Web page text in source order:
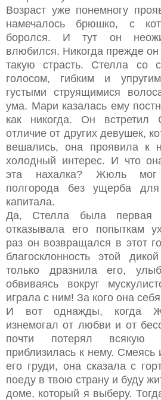
Возраст уже понемногу
намечалось брюшко, с
боролся. И тут он
влюбился. Никогда прежде
такую страсть. Стелла со
голосом, гибким и
густыми струящимися
ума. Мари казалась ему
как никогда. Он
отличие от других девушек,
вешались, она проявила к
холодный интерес. И что
эта нахалка? Жюль мог
полгорода без ущерба для
капитала.
Да, Стелла была первая
отказывала его попыткам
раз он возвращался в этот
благосклонность этой
только дразнила его,
обвиваясь вокруг
играла с ним! За кого она
И вот однажды, когда
изнемогал от любви и от
почти потерял всякую
приблизилась к нему. Смеясь
его груди, она сказала с
поеду в твою страну и буду
доме, который я выберу.